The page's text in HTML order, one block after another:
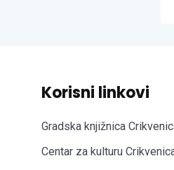
Korisni linkovi
Gradska knjižnica
Centar za kulturu